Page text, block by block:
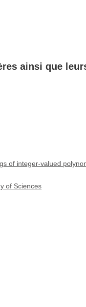
ainsi que
of integer-valued
of Sciences